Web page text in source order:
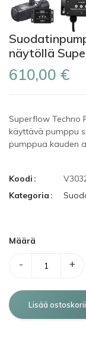
näytöllä
610,00 €
Superflow Techno
käyttävä pumppu
pumppua kauden
Koodi
Kategoria
Määrä
- +